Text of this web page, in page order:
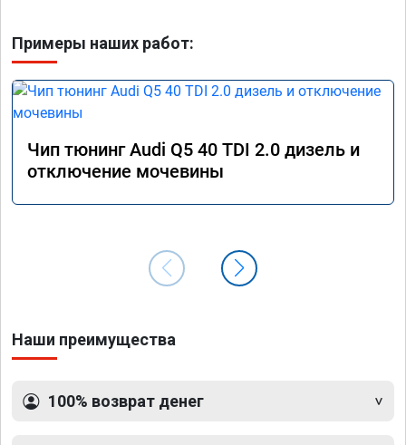
Примеры наших работ:
Чип тюнинг Audi Q5 40 TDI 2.0 дизель и
отключение мочевины
Наши преимущества
100% возврат денег